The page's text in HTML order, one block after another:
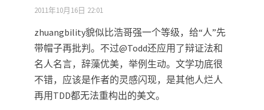
2011年10月16日 22:01
zhuangbility貌似比浩哥强一个等级，给“人”先
带帽子再批判。不过@Todd还应用了辩证法和
名人名言，辞藻优美，举例生动。文学功底很
不错，应该是作者的灵感闪现，是其他人烂人
再用TDD都无法重构出的美文。